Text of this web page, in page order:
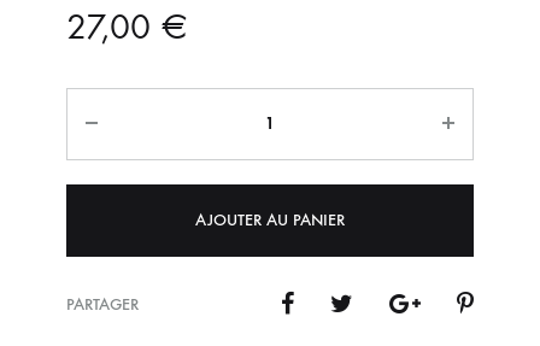
27,00 €
AJOUTER AU PANIER
PARTAGER